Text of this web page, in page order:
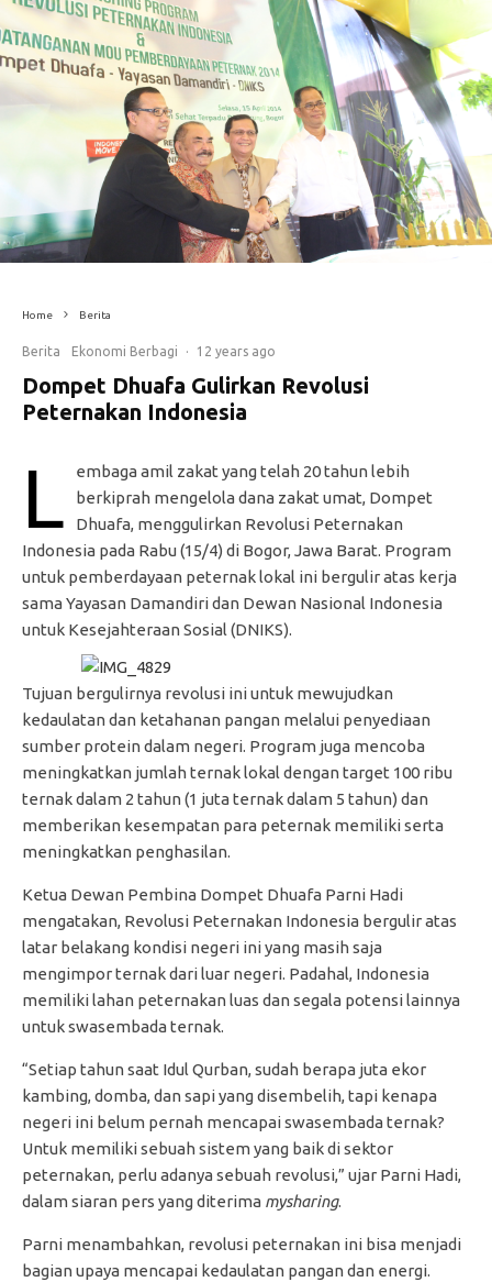
Home Berita
Berita Ekonomi Berbagi · 12 years ago
Dompet Dhuafa Gulirkan Revolusi
Peternakan Indonesia
L
embaga amil zakat yang telah 20 tahun lebih
berkiprah mengelola dana zakat umat, Dompet
Dhuafa, menggulirkan Revolusi Peternakan
Indonesia pada Rabu (15/4) di Bogor, Jawa Barat. Program
untuk pemberdayaan peternak lokal ini bergulir atas kerja
sama Yayasan Damandiri dan Dewan Nasional Indonesia
untuk Kesejahteraan Sosial (DNIKS).
Tujuan bergulirnya revolusi ini untuk mewujudkan
kedaulatan dan ketahanan pangan melalui penyediaan
sumber protein dalam negeri. Program juga mencoba
meningkatkan jumlah ternak lokal dengan target 100 ribu
ternak dalam 2 tahun (1 juta ternak dalam 5 tahun) dan
memberikan kesempatan para peternak memiliki serta
meningkatkan penghasilan.
Ketua Dewan Pembina Dompet Dhuafa Parni Hadi
mengatakan, Revolusi Peternakan Indonesia bergulir atas
latar belakang kondisi negeri ini yang masih saja
mengimpor ternak dari luar negeri. Padahal, Indonesia
memiliki lahan peternakan luas dan segala potensi lainnya
untuk swasembada ternak.
“Setiap tahun saat Idul Qurban, sudah berapa juta ekor
kambing, domba, dan sapi yang disembelih, tapi kenapa
negeri ini belum pernah mencapai swasembada ternak?
Untuk memiliki sebuah sistem yang baik di sektor
peternakan, perlu adanya sebuah revolusi,” ujar Parni Hadi,
dalam siaran pers yang diterima mysharing.
Parni menambahkan, revolusi peternakan ini bisa menjadi
bagian upaya mencapai kedaulatan pangan dan energi.